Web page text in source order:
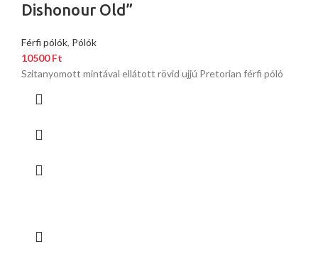
Dishonour Old”
Férfi pólók, Pólók
10500Ft
Szitanyomott mintával ellátott rövid ujjú Pretorian férfi póló